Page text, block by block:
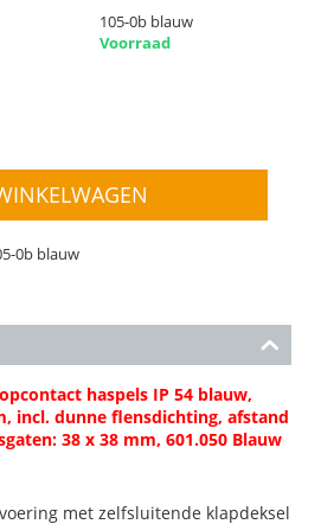
105-0b blauw
Voorraad
0b blauw
haspels IP 54 blauw,
incl. dunne flensdichting, afstand
38 x 38 mm, 601.050 Blauw
met zelfsluitende klapdeksel